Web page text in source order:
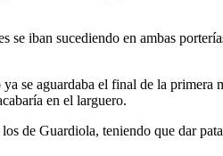
iban sucediendo en ambas
se aguardaba el final de la primera
en el larguero.
de Guardiola, teniendo que dar